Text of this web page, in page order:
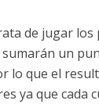
de jugar
un
lo que el
ya que cada